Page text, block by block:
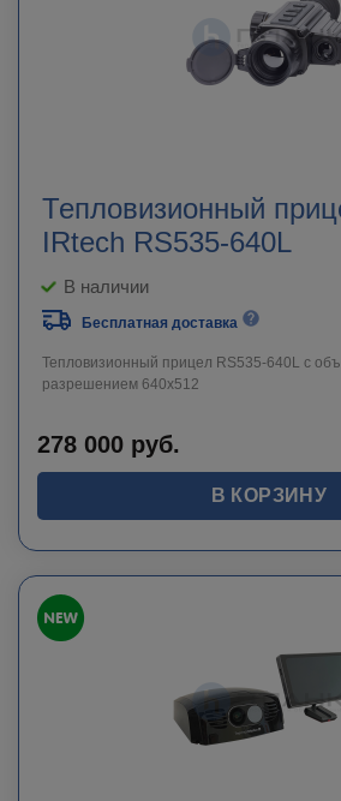
Тепловизионный
IRtech RS535-640L
В наличии
Бесплатная доставка
Тепловизионный прицел RS535-640L c
разрешением 640х512
278 000 руб.
В КОРЗИНУ